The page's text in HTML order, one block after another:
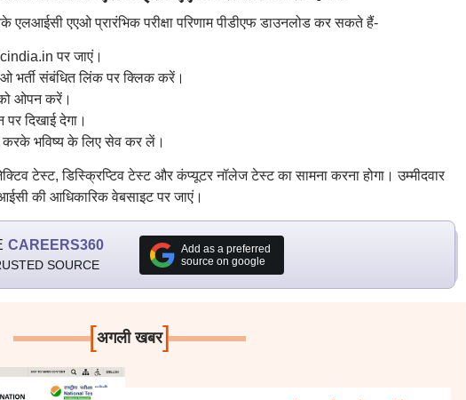
एलआईसी एएओ प्रारंभिक परीक्षा परिणाम पीडीएफ डाउनलोड कर सकते हैं-
पर जाएं।
भर्ती संबंधित लिंक पर क्लिक करें।
ओपन करें।
दिखाई देगा।
करके भविष्य के लिए सेव कर लें।
टेस्ट, डिस्क्रिप्टिव टेस्ट और कंप्यूटर नॉलेज टेस्ट का सामना करना होगा। उम्मीदवार
की आधिकारिक वेबसाइट पर जाएं।
CAREERS360
SOURCE
Add as a preferred
source on google
[अगली खबर]